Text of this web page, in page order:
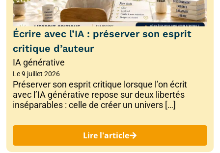
Écrire avec l’IA : préserver son esprit
critique d’auteur
IA générative
Le9 juillet 2026
Préserver son esprit critique lorsque l’on écrit
avec l’IA générative repose sur deux libertés
inséparables : celle de créer un univers […]
Lire l'article